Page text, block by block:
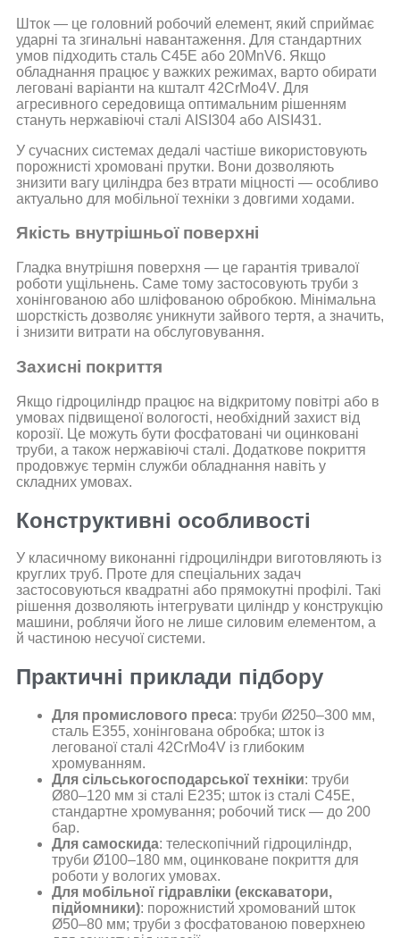
Шток — це головний робочий елемент, який сприймає
ударні та згинальні навантаження. Для стандартних
умов підходить сталь C45E або 20MnV6. Якщо
обладнання працює у важких режимах, варто обирати
леговані варіанти на кшталт 42CrMo4V. Для
агресивного середовища оптимальним рішенням
стануть нержавіючі сталі AISI304 або AISI431.
У сучасних системах дедалі частіше використовують
порожнисті хромовані прутки. Вони дозволяють
знизити вагу циліндра без втрати міцності — особливо
актуально для мобільної техніки з довгими ходами.
Якість внутрішньої поверхні
Гладка внутрішня поверхня — це гарантія тривалої
роботи ущільнень. Саме тому застосовують труби з
хонінгованою або шліфованою обробкою. Мінімальна
шорсткість дозволяє уникнути зайвого тертя, а значить,
і знизити витрати на обслуговування.
Захисні покриття
Якщо гідроциліндр працює на відкритому повітрі або в
умовах підвищеної вологості, необхідний захист від
корозії. Це можуть бути фосфатовані чи оцинковані
труби, а також нержавіючі сталі. Додаткове покриття
продовжує термін служби обладнання навіть у
складних умовах.
Конструктивні особливості
У класичному виконанні гідроциліндри виготовляють із
круглих труб. Проте для спеціальних задач
застосовуються квадратні або прямокутні профілі. Такі
рішення дозволяють інтегрувати циліндр у конструкцію
машини, роблячи його не лише силовим елементом, а
й частиною несучої системи.
Практичні приклади підбору
Для промислового преса: труби Ø250–300 мм,
сталь E355, хонінгована обробка; шток із
легованої сталі 42CrMo4V із глибоким
хромуванням.
Для сільськогосподарської техніки: труби
Ø80–120 мм зі сталі E235; шток із сталі C45E,
стандартне хромування; робочий тиск — до 200
бар.
Для самоскида: телескопічний гідроциліндр,
труби Ø100–180 мм, оцинковане покриття для
роботи у вологих умовах.
Для мобільної гідравліки (екскаватори,
підйомники): порожнистий хромований шток
Ø50–80 мм; труби з фосфатованою поверхнею